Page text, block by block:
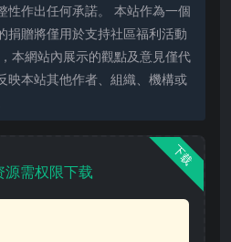
性作出任何承諾。 本站作為一個
捐贈將僅用於支持社區福利活動
本網站內展示的觀點及意見僅代
映本站其他作者、組織、機構或
下载
源需权限下载